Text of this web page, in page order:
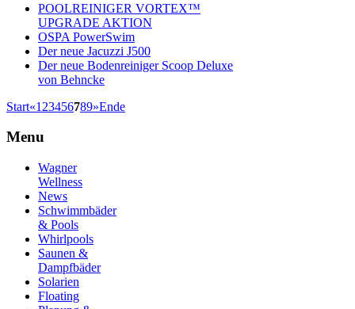
POOLREINIGER VORTEX™
UPGRADE AKTION
OSPA PowerSwim
Der neue Jacuzzi J500
Der neue Bodenreiniger Scoop Deluxe
von Behncke
Start«1 23456789»Ende
Menu
Wagner
Wellness
News
Schwimmbäder
& Pools
Whirlpools
Saunen &
Dampfbäder
Solarien
Floating